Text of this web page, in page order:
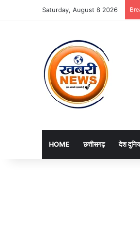
Saturday, August 8 2026
HOME छत्तीसगढ़ देश